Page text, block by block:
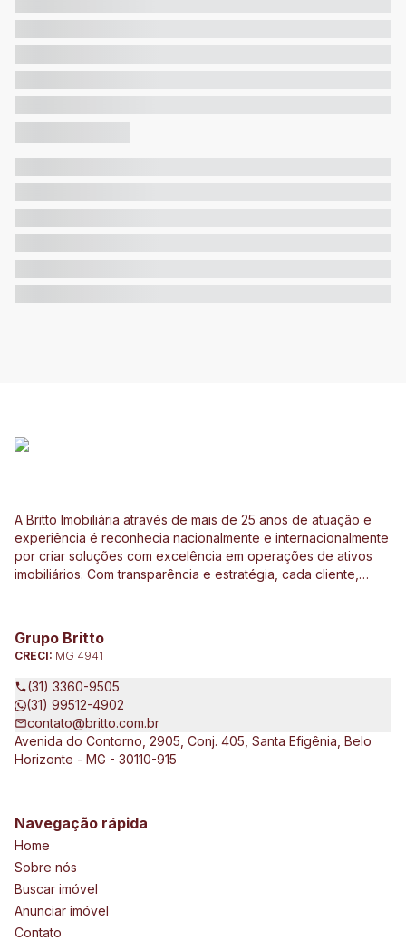
A Britto Imobiliária através de mais de 25 anos de atuação e
experiência é reconhecia nacionalmente e internacionalmente
por criar soluções com excelência em operações de ativos
imobiliários. Com transparência e estratégia, cada cliente,
investimentos ligados ao mercado imobiliário, construção civil,
incorporação de empreendimentos, avaliações e perícias de
imóveis urbanos e rurais. Atuamos no Brasil e no exterior, junto
a clientes exigentes e de vários tipos e porte, que pretendem
expandir seus negócios.
Grupo Britto
CRECI: MG 4941
(31) 3360-9505
(31) 99512-4902
contato@britto.com.br
Avenida do Contorno, 2905, Conj. 405, Santa Efigênia, Belo
Horizonte - MG - 30110-915
Navegação rápida
Home
Sobre nós
Buscar imóvel
Anunciar imóvel
Contato